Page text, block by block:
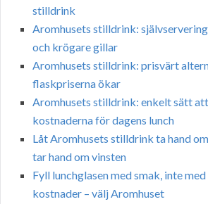
stilldrink
Aromhusets stilldrink:
och krögare gillar
Aromhusets stilldrink: prisvärt
flaskpriserna ökar
Aromhusets stilldrink: enkelt sätt
kostnaderna för dagens lunch
Låt Aromhusets stilldrink ta hand
tar hand om vinsten
Fyll lunchglasen med smak, inte
kostnader – välj Aromhuset